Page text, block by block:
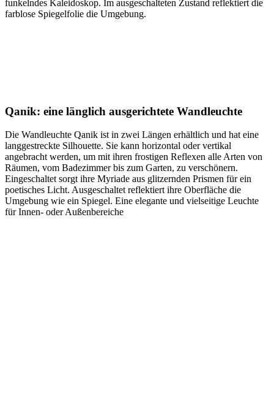
funkelndes Kaleidoskop. Im ausgeschalteten Zustand reflektiert die
farblose Spiegelfolie die Umgebung.
Qanik: eine länglich ausgerichtete Wandleuchte
Die Wandleuchte Qanik ist in zwei Längen erhältlich und hat eine
langgestreckte Silhouette. Sie kann horizontal oder vertikal
angebracht werden, um mit ihren frostigen Reflexen alle Arten von
Räumen, vom Badezimmer bis zum Garten, zu verschönern.
Eingeschaltet sorgt ihre Myriade aus glitzernden Prismen für ein
poetisches Licht. Ausgeschaltet reflektiert ihre Oberfläche die
Umgebung wie ein Spiegel. Eine elegante und vielseitige Leuchte
für Innen- oder Außenbereiche